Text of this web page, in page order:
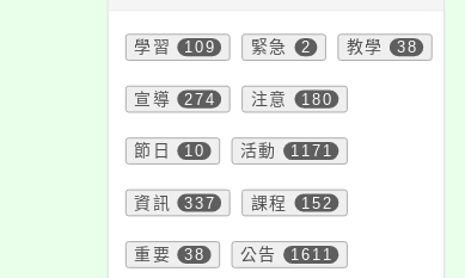
學習 109 緊急 2 教學 38
宣導 274 注意 180
節日 10 活動 1171
資訊 337 課程 152
重要 38 公告 1611